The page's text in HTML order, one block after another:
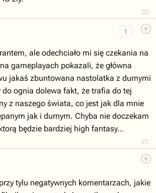
20
21
1
ale odechciało mi się czekania na
gameplayach pokazali, że główna
jakaś zbuntowana nastolatka z durnymi
ognia dolewa fakt, że trafia do tej
z naszego świata, co jest jak dla mnie
jak i durnym. Chyba nie doczekam
będzie bardziej high fantasy…
tylu negatywnych komentarzach, jakie